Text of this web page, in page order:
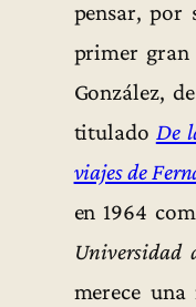
pensar, por
primer gran
González,
titulado De
viajes de
en 1964
Universidad
merece